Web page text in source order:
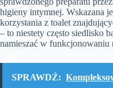
higieny intymnej. Wskazana
korzystania z toalet
– to niestety często siedlisko
namieszać w funkcjonowaniu
SPRAWDŹ: